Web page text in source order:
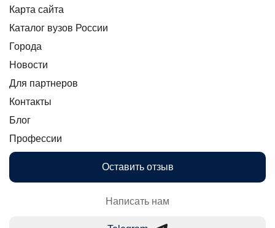
Карта сайта
Каталог вузов России
Города
Новости
Для партнеров
Контакты
Блог
Профессии
Оставить отзыв
Написать нам